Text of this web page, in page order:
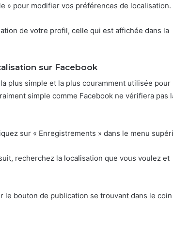
» pour modifier vos préférences de localisation.
de votre profil, celle qui est affichée dans la
sur Facebook
plus simple et la plus couramment utilisée pour
simple comme Facebook ne vérifiera pas
sur « Enregistrements » dans le menu
recherchez la localisation que vous voulez et
le bouton de publication se trouvant dans le